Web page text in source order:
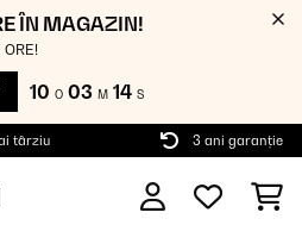
ÎN MAGAZIN!
ORE!
10 O 03 M 13 S
târziu 3 ani garanție